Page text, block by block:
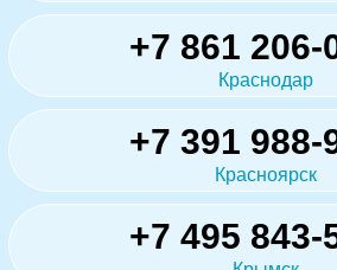
+7 861 206-
Краснодар
+7 391 988-
Красноярск
+7 495 843-